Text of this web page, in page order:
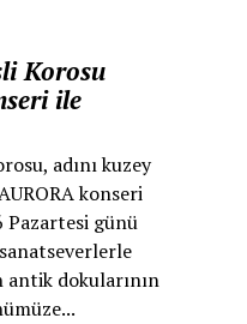
Korosu
ile
adını kuzey
konseri
Pazartesi günü
dokularının